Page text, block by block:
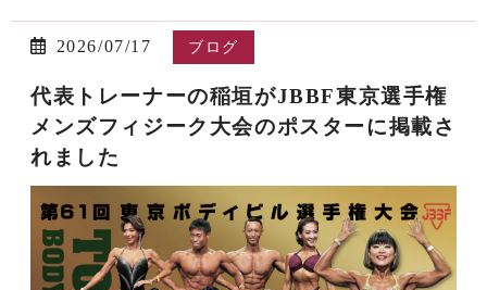
2026/07/17 ブログ
代表トレーナーの稲垣がJBBF東京選手権
メンズフィジーク大会のポスターに掲載さ
れました